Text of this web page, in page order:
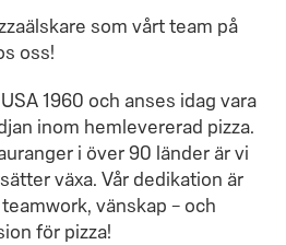
som vårt team på
oss!
1960 och anses idag vara
inom hemlevererad pizza.
i över 90 länder är vi
växa. Vår dedikation är
vänskap – och
för pizza!